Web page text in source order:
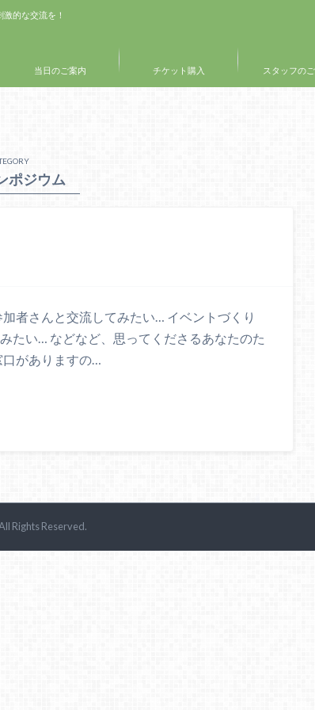
的な交流を！
当日のご案内 チケット購入 スタッフの
ポジウム
者さんと交流してみたい… イベントづくり
たい… などなど、思ってくださるあなたのた
がありますの…
Rights Reserved.